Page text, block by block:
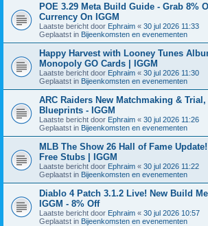
POE 3.29 Meta Build Guide - Grab 8%
Currency On IGGM
Laatste bericht door Ephraim « 30 jul 2026 11:33
Geplaatst in Bijeenkomsten en evenementen
Happy Harvest with Looney Tunes
Monopoly GO Cards | IGGM
Laatste bericht door Ephraim « 30 jul 2026 11:30
Geplaatst in Bijeenkomsten en evenementen
ARC Raiders New Matchmaking &
Blueprints - IGGM
Laatste bericht door Ephraim « 30 jul 2026 11:26
Geplaatst in Bijeenkomsten en evenementen
MLB The Show 26 Hall of Fame
Free Stubs | IGGM
Laatste bericht door Ephraim « 30 jul 2026 11:22
Geplaatst in Bijeenkomsten en evenementen
Diablo 4 Patch 3.1.2 Live! New Build
IGGM - 8% Off
Laatste bericht door Ephraim « 30 jul 2026 10:57
Geplaatst in Bijeenkomsten en evenementen